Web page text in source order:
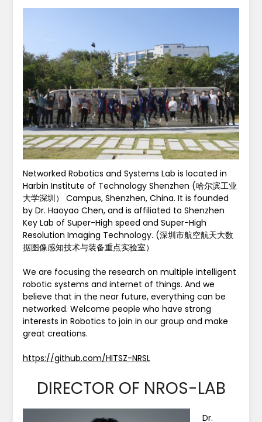
Networked Robotics and Systems Lab is located in
Harbin Institute of Technology Shenzhen (哈尔滨工业
大学深圳） Campus, Shenzhen, China. It is founded
by Dr. Haoyao Chen, and is affiliated to Shenzhen
Key Lab of Super-High speed and Super-High
Resolution Imaging Technology. (深圳市航空航天大数
据图像感知技术与装备重点实验室）
We are focusing the research on multiple intelligent
robotic systems and internet of things. And we
believe that in the near future, everything can be
networked. Welcome people who have strong
interests in Robotics to join in our group and make
great creations.
https://github.com/HITSZ-NRSL
DIRECTOR OF NROS-LAB
Dr.